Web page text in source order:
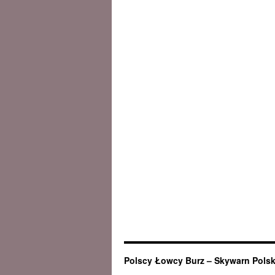
Polscy Łowcy Burz – Skywarn